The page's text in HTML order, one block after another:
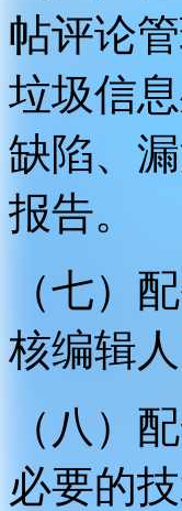
帖评论
垃圾信
缺陷、
报告。
（七）
核编辑
（八）
必要的